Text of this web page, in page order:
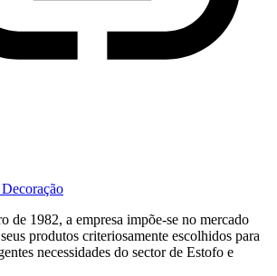
de 1982, a empresa impõe-se no mercado
produtos criteriosamente escolhidos para
necessidades do sector de Estofo e